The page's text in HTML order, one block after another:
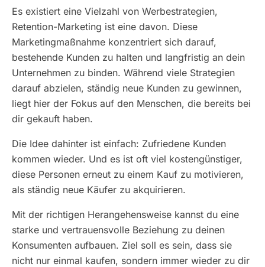
Es existiert eine Vielzahl von Werbestrategien,
Retention-Marketing ist eine davon. Diese
Marketingmaßnahme konzentriert sich darauf,
bestehende Kunden zu halten und langfristig an dein
Unternehmen zu binden. Während viele Strategien
darauf abzielen, ständig neue Kunden zu gewinnen,
liegt hier der Fokus auf den Menschen, die bereits bei
dir gekauft haben.
Die Idee dahinter ist einfach: Zufriedene Kunden
kommen wieder. Und es ist oft viel kostengünstiger,
diese Personen erneut zu einem Kauf zu motivieren,
als ständig neue Käufer zu akquirieren.
Mit der richtigen Herangehensweise kannst du eine
starke und vertrauensvolle Beziehung zu deinen
Konsumenten aufbauen. Ziel soll es sein, dass sie
nicht nur einmal kaufen, sondern immer wieder zu dir